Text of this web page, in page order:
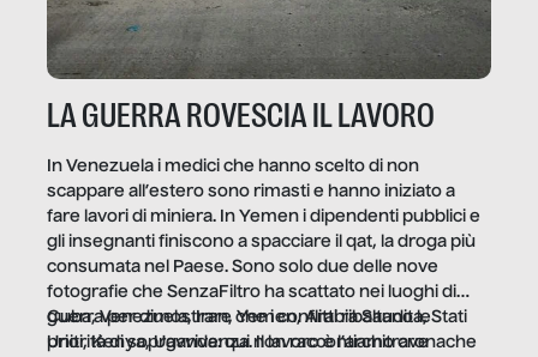
LA GUERRA ROVESCIA IL LAVORO
In Venezuela i medici che hanno scelto di non
scappare all’estero sono rimasti e hanno iniziato a
fare lavori di miniera. In Yemen i dipendenti pubblici e
gli insegnanti finiscono a spacciare il qat, la droga più
consumata nel Paese. Sono solo due delle nove
fotografie che SenzaFiltro ha scattato nei luoghi di
guerra per dimostrare che i conflitti ribaltano le
priorità di sopravvivenza. Il lavoro è l’architrave
Cuba, Venezuela, Iran, Yemen, Arabia Saudita, Stati
Uniti, Kenya, Uganda: qui non raccontiamo cronache